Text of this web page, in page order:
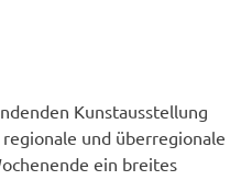
Kunstausstellung
und überregionale
ein breites